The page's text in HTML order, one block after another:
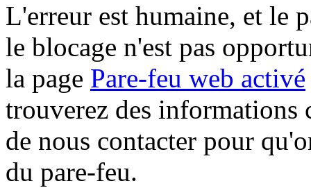
L'erreur est humaine, et le
le blocage n'est pas
la page Pare-feu web activé
trouverez des informations
de nous contacter pour
du pare-feu.